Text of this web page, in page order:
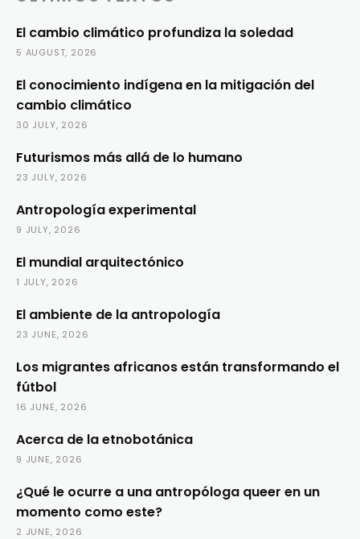
El cambio climático profundiza la soledad
5 AUGUST, 2026
El conocimiento indígena en la mitigación del
cambio climático
30 JULY, 2026
Futurismos más allá de lo humano
23 JULY, 2026
Antropología experimental
9 JULY, 2026
El mundial arquitectónico
1 JULY, 2026
El ambiente de la antropología
23 JUNE, 2026
Los migrantes africanos están transformando el
fútbol
16 JUNE, 2026
Acerca de la etnobotánica
9 JUNE, 2026
¿Qué le ocurre a una antropóloga queer en un
momento como este?
2 JUNE, 2026